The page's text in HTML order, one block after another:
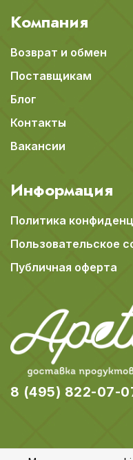
Компания
Возврат и обмен
Поставщикам
Блог
Контакты
Вакансии
Информация
Политика
Пользовательское
Публичная оферта
8 (495) 822-07-